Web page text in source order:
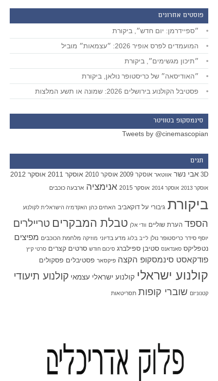
פוסטים אחרונים
״ספיידרמן: יום חדש״, ביקורת
המועמדים לפרס אופיר 2026: ״עצמאות״ מוביל
״תיכון מגשימים״, ביקורת
״האודיסאה״ של כריסטופר נולאן, ביקורת
פסטיבל הקולנוע בירושלים 2026: שמונה או תשע המלצות
סינמסקופ בטוויטר
Tweets by @cinemascopian
תגים
3D אבי נשר אווטאר אוסקר 2009 אוסקר 2010 אוסקר 2011 אוסקר 2012
אוסקר 2013 אוסקר 2014 אוסקר 2015 אנימציה ארבעה כוכבים
ביקורת גיבורי על דוקאביב האחים כהן האקדמיה הישראלית לקולנוע
הספד הערת שוליים וודי אלן טבלת המבקרים טריילרים
יוסף סידר כריסטופר נולן לייב בלוג מדע בדיוני מוזיקה מלחמת הכוכבים מפיצים
נטפליקס סאנדאנס סטיבן ספילברג סיכום חודש סרטים קצרים סרטי קיץ
פודקאסט סינמסקופ הקצה פיקסאר פסטיבלים פסקולים
קולנוע ישראלי קולנוע ישראלי עצמאי קולנוע תיעודי
קטנוניזם שוברי קופות תסריטאות